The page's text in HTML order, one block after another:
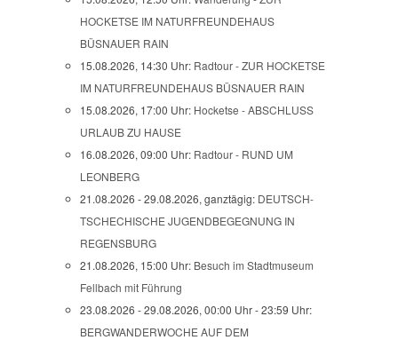
HOCKETSE IM NATURFREUNDEHAUS
BÜSNAUER RAIN
15.08.2026, 14:30 Uhr: Radtour - ZUR HOCKETSE
IM NATURFREUNDEHAUS BÜSNAUER RAIN
15.08.2026, 17:00 Uhr: Hocketse - ABSCHLUSS
URLAUB ZU HAUSE
16.08.2026, 09:00 Uhr: Radtour - RUND UM
LEONBERG
21.08.2026 - 29.08.2026, ganztägig: DEUTSCH-
TSCHECHISCHE JUGENDBEGEGNUNG IN
REGENSBURG
21.08.2026, 15:00 Uhr: Besuch im Stadtmuseum
Fellbach mit Führung
23.08.2026 - 29.08.2026, 00:00 Uhr - 23:59 Uhr:
BERGWANDERWOCHE AUF DEM